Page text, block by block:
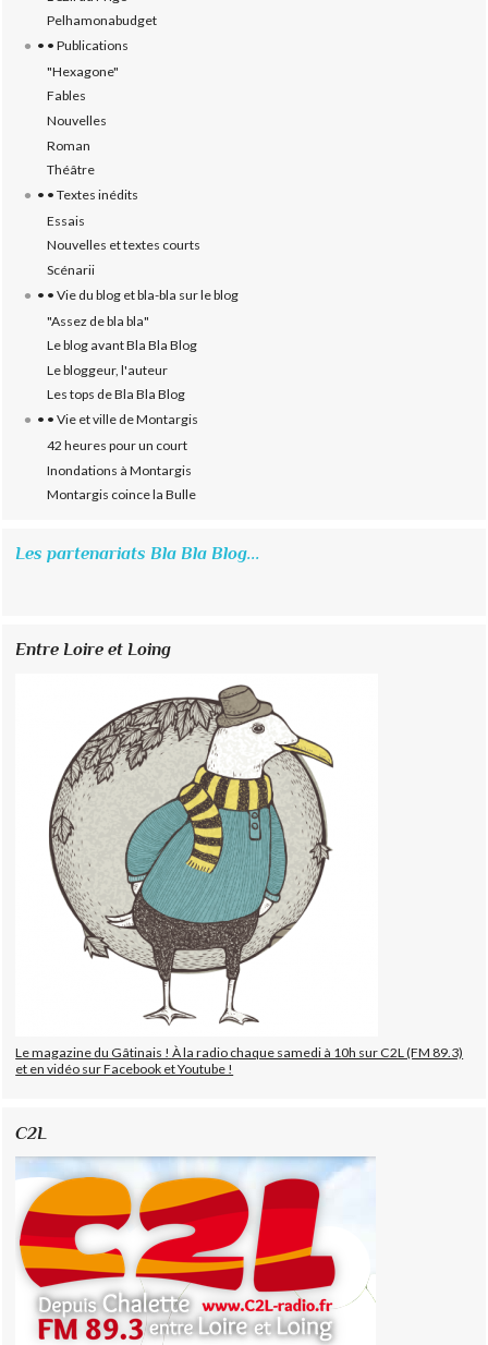
Pelhamonabudget
• • Publications
"Hexagone"
Fables
Nouvelles
Roman
Théâtre
• • Textes inédits
Essais
Nouvelles et textes courts
Scénarii
• • Vie du blog et bla-bla sur le blog
"Assez de bla bla"
Le blog avant Bla Bla Blog
Le bloggeur, l'auteur
Les tops de Bla Bla Blog
• • Vie et ville de Montargis
42 heures pour un court
Inondations à Montargis
Montargis coince la Bulle
Les partenariats Bla Bla Blog...
Entre Loire et Loing
Le magazine du Gâtinais ! À la radio chaque samedi à 10h sur C2L (FM 89.3)
et en vidéo sur Facebook et Youtube !
C2L